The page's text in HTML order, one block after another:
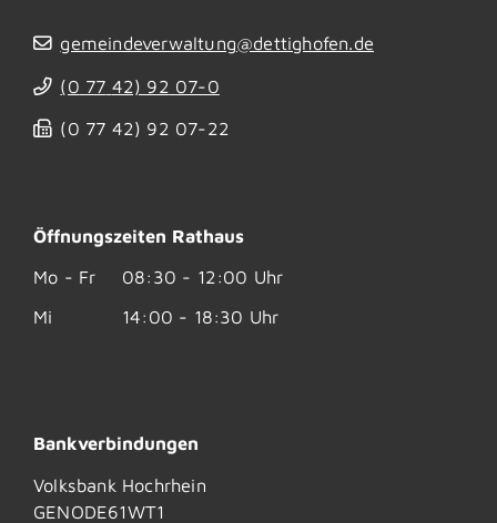
gemeindeverwaltung@dettighofen.de
(0 77 42) 92 07-0
(0 77 42) 92 07-22
Öffnungszeiten Rathaus
Mo - Fr
08:30 - 12:00 Uhr
Mi
14:00 - 18:30 Uhr
Bankverbindungen
Volksbank Hochrhein
GENODE61WT1